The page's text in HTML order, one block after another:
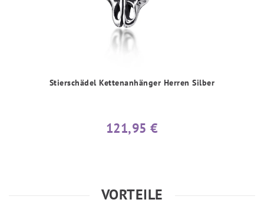
Stierschädel Kettenanhänger Herren Silber
121,95 €
VORTEILE